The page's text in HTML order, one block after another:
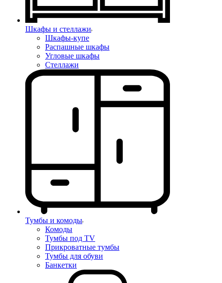
Шкафы и стеллажи
Шкафы-купе
Распашные шкафы
Угловые шкафы
Стеллажи
Тумбы и комоды
Комоды
Тумбы под TV
Прикроватные тумбы
Тумбы для обуви
Банкетки